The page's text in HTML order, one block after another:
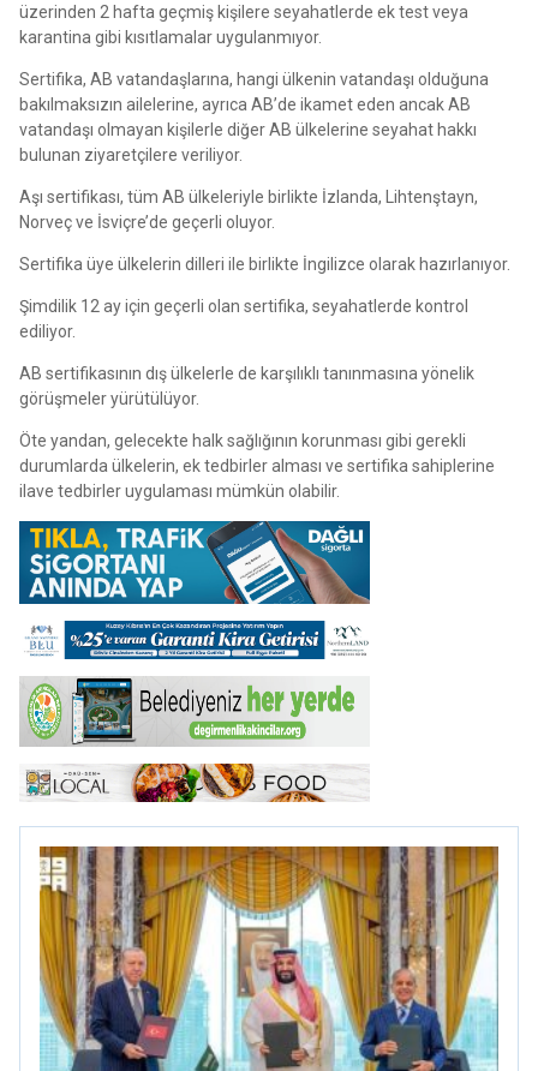
üzerinden 2 hafta geçmiş kişilere seyahatlerde ek test veya
karantina gibi kısıtlamalar uygulanmıyor.
Sertifika, AB vatandaşlarına, hangi ülkenin vatandaşı olduğuna
bakılmaksızın ailelerine, ayrıca AB’de ikamet eden ancak AB
vatandaşı olmayan kişilerle diğer AB ülkelerine seyahat hakkı
bulunan ziyaretçilere veriliyor.
Aşı sertifikası, tüm AB ülkeleriyle birlikte İzlanda, Lihtenştayn,
Norveç ve İsviçre’de geçerli oluyor.
Sertifika üye ülkelerin dilleri ile birlikte İngilizce olarak hazırlanıyor.
Şimdilik 12 ay için geçerli olan sertifika, seyahatlerde kontrol
ediliyor.
AB sertifikasının dış ülkelerle de karşılıklı tanınmasına yönelik
görüşmeler yürütülüyor.
Öte yandan, gelecekte halk sağlığının korunması gibi gerekli
durumlarda ülkelerin, ek tedbirler alması ve sertifika sahiplerine
ilave tedbirler uygulaması mümkün olabilir.